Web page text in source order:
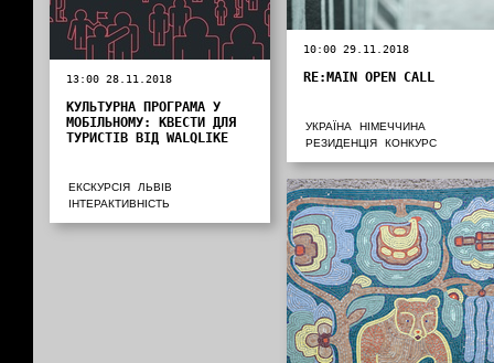
10:00 29.11.2018
RE:MAIN OPEN CALL
УКРАЇНА
НІМЕЧЧИНА
РЕЗИДЕНЦІЯ
КОНКУРС
13:00 28.11.2018
КУЛЬТУРНА ПРОГРАМА У
МОБІЛЬНОМУ: КВЕСТИ ДЛЯ
ТУРИСТІВ ВІД WALQLIKE
ЕКСКУРСІЯ
ЛЬВІВ
ІНТЕРАКТИВНІСТЬ